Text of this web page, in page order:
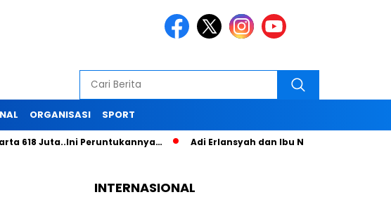
ORGANISASI SPORT
Peruntukannya… Adi Erlansyah dan Ibu Nana Senam Sehat dan
INTERNASIONAL